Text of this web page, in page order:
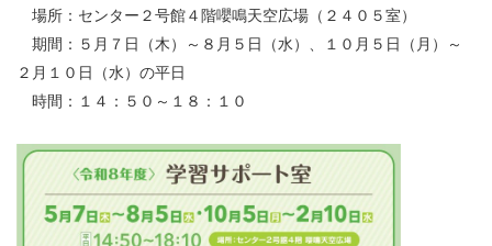
場所：センター２号館４階嚶鳴天空広場（２４０５室）
期間：５月７日（木）～８月５日（水）、１０月５日（月）～
２月１０日（水）の平日
時間：１４：５０～１８：１０